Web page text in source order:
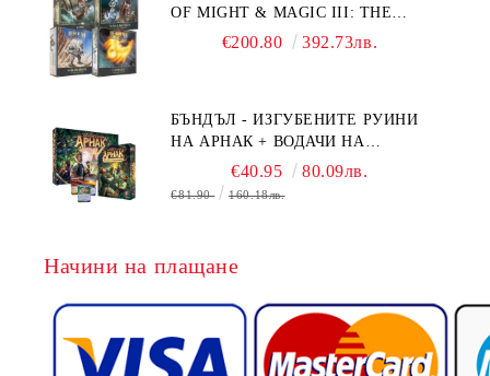
OF MIGHT & MAGIC III: THE
BOARD GAME EXPANSIONS -
€200.80 392.73лв.
БЪНДЪЛ - ИЗГУБЕНИТЕ РУИНИ
НА АРНАК + ВОДАЧИ НА
ЕКСПЕДИЦИИ + ПРОМО КАРТИ
БЕЗПЛАТНО
€40.95 80.09лв.
€81.90 160.18лв.
Начини на плащане